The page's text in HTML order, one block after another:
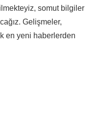
somut bilgiler
Gelişmeler,
en yeni haberlerden